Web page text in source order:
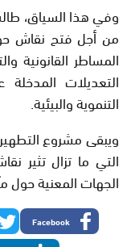
وفي هذا السياق،
من أجل فتح نقاش
المساطر القانونية
التعديلات
التنموية والبيئية.
ويبقى مشروع
التي ما تزال تثير
الجهات المعنية حول
Facebook